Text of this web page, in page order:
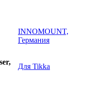
INNOMOUNT,
Германия
Для Tikka